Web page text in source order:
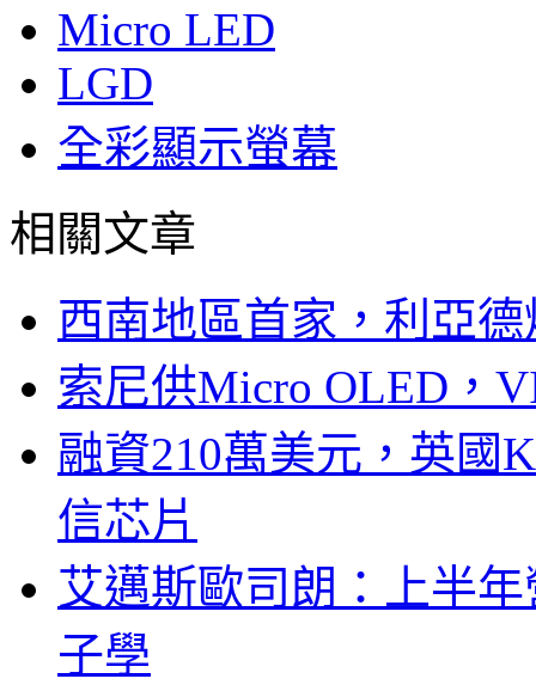
Micro LED
LGD
全彩顯示螢幕
相關文章
西南地區首家，利亞
索尼供Micro OLED，
融資210萬美元，英國
信芯片
艾邁斯歐司朗：上半
子學